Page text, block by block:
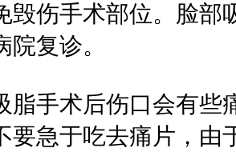
毁伤手术部位。脸部
复诊。
脂手术后伤口会有些
要急于吃去痛片，由